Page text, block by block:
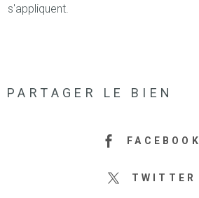
s'appliquent.
PARTAGER LE BIEN
FACEBOOK
TWITTER